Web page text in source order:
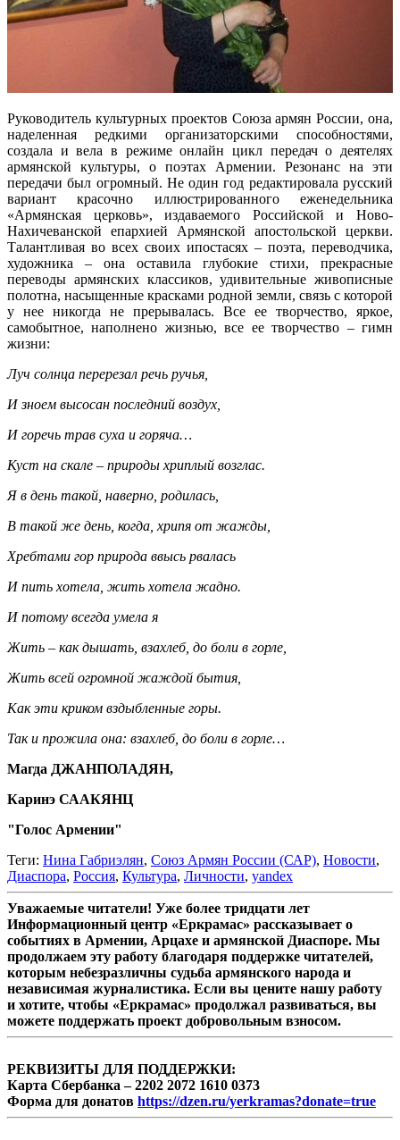
Руководитель культурных проектов Союза армян России, она,
наделенная редкими организаторскими способностями,
создала и вела в режиме онлайн цикл передач о деятелях
армянской культуры, о поэтах Армении. Резонанс на эти
передачи был огромный. Не один год редактировала русский
вариант красочно иллюстрированного еженедельника
«Армянская церковь», издаваемого Российской и Ново-
Нахичеванской епархией Армянской апостольской церкви.
Талантливая во всех своих ипостасях – поэта, переводчика,
художника – она оставила глубокие стихи, прекрасные
переводы армянских классиков, удивительные живописные
полотна, насыщенные красками родной земли, связь с которой
у нее никогда не прерывалась. Все ее творчество, яркое,
самобытное, наполнено жизнью, все ее творчество – гимн
жизни:
Луч солнца перерезал речь ручья,
И зноем высосан последний воздух,
И горечь трав суха и горяча…
Куст на скале – природы хриплый возглас.
Я в день такой, наверно, родилась,
В такой же день, когда, хрипя от жажды,
Хребтами гор природа ввысь рвалась
И пить хотела, жить хотела жадно.
И потому всегда умела я
Жить – как дышать, взахлеб, до боли в горле,
Жить всей огромной жаждой бытия,
Как эти криком вздыбленные горы.
Так и прожила она: взахлеб, до боли в горле…
Магда ДЖАНПОЛАДЯН,
Каринэ СААКЯНЦ
"Голос Армении"
Теги: Нина Габриэлян, Союз Армян России (САР), Новости,
Диаспора, Россия, Культура, Личности, yandex
Уважаемые читатели! Уже более тридцати лет
Информационный центр «Еркрамас» рассказывает о
событиях в Армении, Арцахе и армянской Диаспоре. Мы
продолжаем эту работу благодаря поддержке читателей,
которым небезразличны судьба армянского народа и
независимая журналистика. Если вы цените нашу работу
и хотите, чтобы «Еркрамас» продолжал развиваться, вы
можете поддержать проект добровольным взносом.
РЕКВИЗИТЫ ДЛЯ ПОДДЕРЖКИ:
Карта Сбербанка – 2202 2072 1610 0373
Форма для донатов https://dzen.ru/yerkramas?donate=true